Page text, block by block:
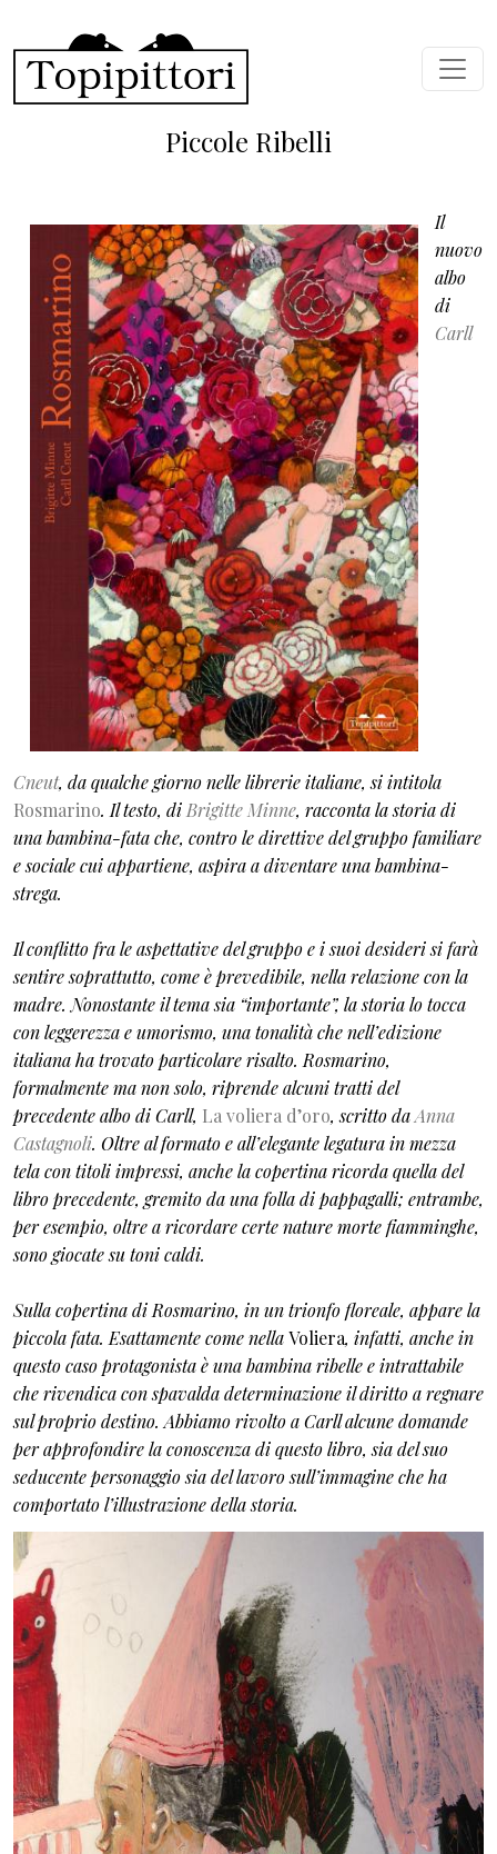
Piccole Ribelli
Il
nuovo
albo
di
Carll
Cneut, da qualche giorno nelle librerie italiane, si intitola
Rosmarino. Il testo, di Brigitte Minne, racconta la storia di
una bambina-fata che, contro le direttive del gruppo familiare
e sociale cui appartiene, aspira a diventare una bambina-
strega.
Il conflitto fra le aspettative del gruppo e i suoi desideri si farà
sentire soprattutto, come è prevedibile, nella relazione con la
madre. Nonostante il tema sia “importante”, la storia lo tocca
con leggerezza e umorismo, una tonalità che nell’edizione
italiana ha trovato particolare risalto. Rosmarino,
formalmente ma non solo, riprende alcuni tratti del
precedente albo di Carll, La voliera d’oro, scritto daAnna
Castagnoli. Oltre al formato e all’elegante legatura in mezza
tela con titoli impressi, anche la copertina ricorda quella del
libro precedente, gremito da una folla di pappagalli; entrambe,
per esempio, oltre a ricordare certe nature morte fiamminghe,
sono giocate su toni caldi.
Sulla copertina di Rosmarino, in un trionfo floreale, appare la
piccola fata. Esattamente come nellaVoliera, infatti, anche in
questo caso protagonista è una bambina ribelle e intrattabile
che rivendica con spavalda determinazione il diritto a regnare
sul proprio destino. Abbiamo rivolto a Carll alcune domande
per approfondire la conoscenza di questo libro, sia del suo
seducente personaggio sia del lavoro sull’immagine che ha
comportato l’illustrazione della storia.